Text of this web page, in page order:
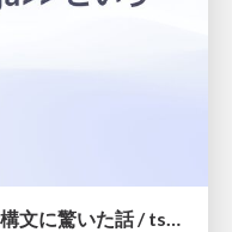
TSX の <Hoge<Fuga>> という構文に驚いた話 / tsx-type-argument-syntax